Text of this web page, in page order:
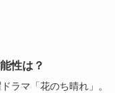
性は？
ラマ「花のち晴れ」。